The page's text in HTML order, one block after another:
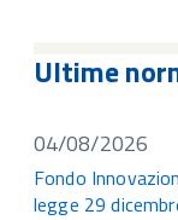
Ultime
04/08/2026
Fondo
legge 29